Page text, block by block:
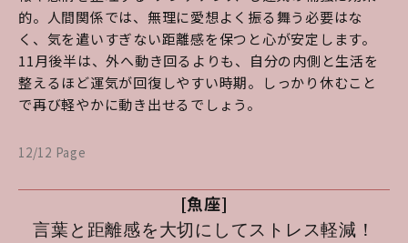
的。人間関係では、無理に愛想よく振る舞う必要はな
く、気を遣いすぎない距離感を保つと心が安定します。
11月後半は、外へ動き回るよりも、自分の内側と生活を
整えるほど運気が回復しやすい時期。しっかり休むこと
で再び軽やかに動き出せるでしょう。
12/12 Page
[魚座]
言葉と距離感を大切にしてストレス軽減！